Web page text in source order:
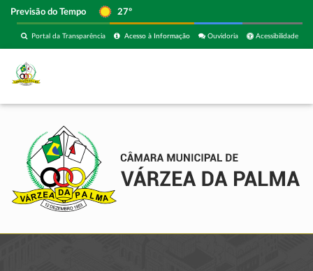
Previsão do Tempo 27º
Acessibilidade
Ouvidoria
Acesso à Informação
Portal da Transparência